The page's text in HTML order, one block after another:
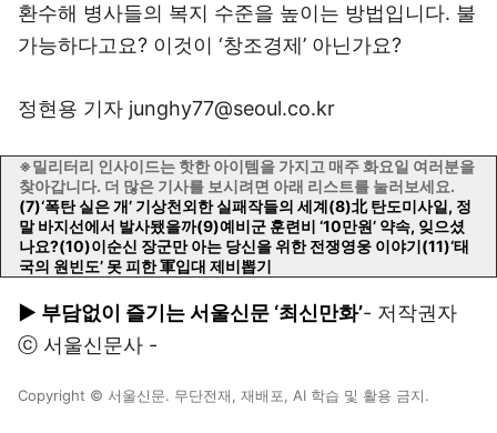
환수해 병사들의 복지 수준을 높이는 방법입니다. 불
가능하다고요? 이것이 ‘창조경제’ 아닌가요?
정현용 기자 junghy77@seoul.co.kr
※밀리터리 인사이드는 핫한 아이템을 가지고 매주 화요일 여러분을
찾아갑니다. 더 많은 기사를 보시려면 아래 리스트를 눌러보세요.
(7)‘폭탄 실은 개’ 기상천외한 실패작들의 세계(8)北 탄도미사일, 정
말 바지선에서 발사됐을까(9)예비군 훈련비 ‘10만원’ 약속, 잊으셨
나요?(10)이순신 장군만 아는 당신을 위한 전쟁영웅 이야기(11)‘태
국의 원빈도’ 못 피한 軍입대 제비뽑기
▶ 부담없이 즐기는 서울신문 ‘최신만화’- 저작권자
ⓒ 서울신문사 -
Copyright © 서울신문. 무단전재, 재배포, AI 학습 및 활용 금지.